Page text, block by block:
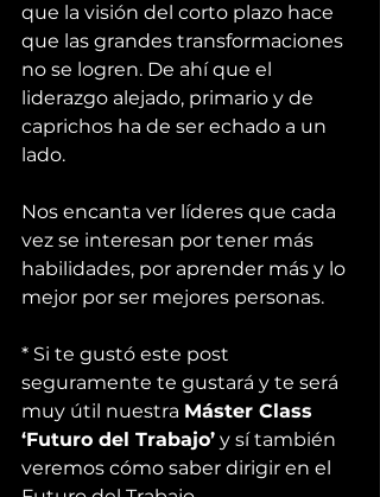
que la visión del corto plazo hace
que las grandes transformaciones
no se logren. De ahí que el
liderazgo alejado, primario y de
caprichos ha de ser echado a un
lado.
Nos encanta ver líderes que cada
vez se interesan por tener más
habilidades, por aprender más y lo
mejor por ser mejores personas.
* Si te gustó este post
seguramente te gustará y te será
muy útil nuestra Máster Class
‘Futuro del Trabajo’ y sí también
veremos cómo saber dirigir en el